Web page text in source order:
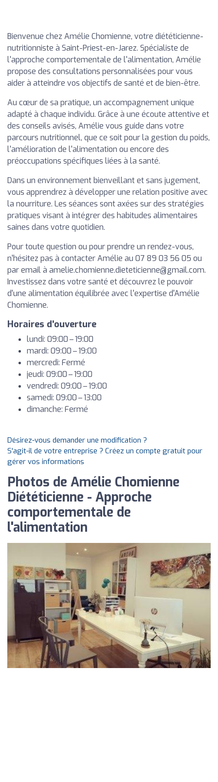
Bienvenue chez Amélie Chomienne, votre diététicienne-
nutritionniste à Saint-Priest-en-Jarez. Spécialiste de
l'approche comportementale de l'alimentation, Amélie
propose des consultations personnalisées pour vous
aider à atteindre vos objectifs de santé et de bien-être.
Au cœur de sa pratique, un accompagnement unique
adapté à chaque individu. Grâce à une écoute attentive et
des conseils avisés, Amélie vous guide dans votre
parcours nutritionnel, que ce soit pour la gestion du poids,
l'amélioration de l'alimentation ou encore des
préoccupations spécifiques liées à la santé.
Dans un environnement bienveillant et sans jugement,
vous apprendrez à développer une relation positive avec
la nourriture. Les séances sont axées sur des stratégies
pratiques visant à intégrer des habitudes alimentaires
saines dans votre quotidien.
Pour toute question ou pour prendre un rendez-vous,
n'hésitez pas à contacter Amélie au 07 89 03 56 05 ou
par email à amelie.chomienne.dieteticienne@gmail.com.
Investissez dans votre santé et découvrez le pouvoir
d'une alimentation équilibrée avec l'expertise d'Amélie
Chomienne.
Horaires d'ouverture
lundi: 09:00 – 19:00
mardi: 09:00 – 19:00
mercredi: Fermé
jeudi: 09:00 – 19:00
vendredi: 09:00 – 19:00
samedi: 09:00 – 13:00
dimanche: Fermé
Désirez-vous demander une modification ?
S'agit-il de votre entreprise ? Créez un compte gratuit pour
gérer vos informations
Photos de Amélie Chomienne
Diététicienne - Approche
comportementale de
l'alimentation